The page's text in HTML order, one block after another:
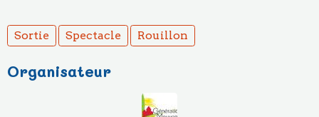
Sortie Spectacle Rouillon
Organisateur